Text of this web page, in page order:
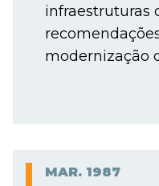
infraestruturas
modernização
MAR. 1987